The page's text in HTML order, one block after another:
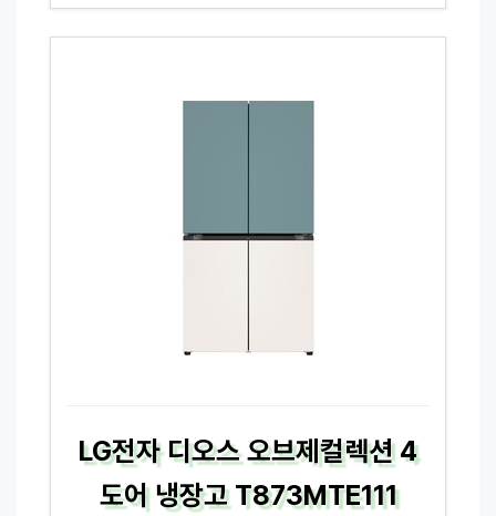
LG전자 디오스 오브제컬렉션 4
도어 냉장고 T873MTE111